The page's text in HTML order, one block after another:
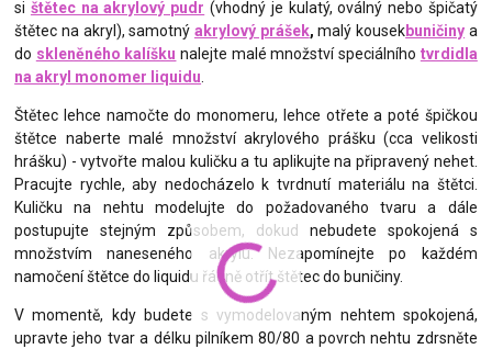
si štětec na akrylový pudr (vhodný je kulatý, oválný nebo špičatý
štětec na akryl), samotný akrylový prášek,malý kousekbuničiny a
do skleněného kalíšku nalejte malé množství speciálního tvrdidla
na akryl monomer liquidu.
Štětec lehce namočte do monomeru, lehce otřete a poté špičkou
štětce naberte malé množství akrylového prášku (cca velikosti
hrášku) - vytvořte malou kuličku a tu aplikujte na připravený nehet.
Pracujte rychle, aby nedocházelo k tvrdnutí materiálu na štětci.
Kuličku na nehtu modelujte do požadovaného tvaru a dále
postupujte stejným způsobem, dokud nebudete spokojená s
množstvím naneseného akrylu. Nezapomínejte po každém
namočení štětce do liquidu řádně otřít štětec do buničiny.
V momentě, kdy budete s vymodelovaným nehtem spokojená,
upravte jeho tvar a délku pilníkem 80/80 a povrch nehtu zdrsněte